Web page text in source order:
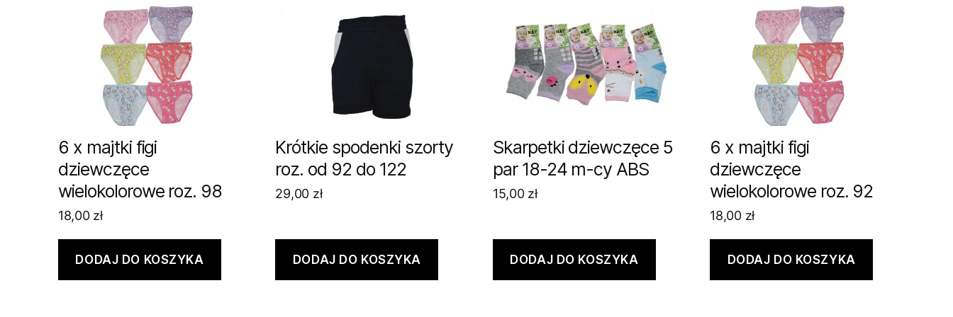
6 x majtki figi
dziewczęce
wielokolorowe roz. 98
18,00 zł
DODAJ DO KOSZYKA
Krótkie spodenki szorty
roz. od 92 do 122
29,00 zł
DODAJ DO KOSZYKA
Skarpetki dziewczęce 5
par 18-24 m-cy ABS
15,00 zł
DODAJ DO KOSZYKA
6 x majtki figi
dziewczęce
wielokolorowe roz. 92
18,00 zł
DODAJ DO KOSZYKA